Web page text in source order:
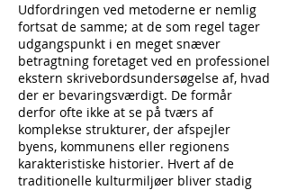
Udfordringen ved metoderne er nemlig
fortsat de samme; at de som regel tager
udgangspunkt i en meget snæver
betragtning foretaget ved en professionel
ekstern skrivebordsundersøgelse af, hvad
der er bevaringsværdigt. De formår
derfor ofte ikke at se på tværs af
komplekse strukturer, der afspejler
byens, kommunens eller regionens
karakteristiske historier. Hvert af de
traditionelle kulturmiljøer bliver stadig